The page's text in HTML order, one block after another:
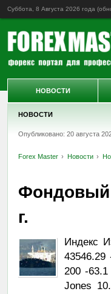
Суббота, 8 Августа 2026 года
НОВОСТИ
Опубликовано: 20 августа
Forex Master Новости
Фондовый
г.
Индекс
43546.29
200 -
Jones
НОВОСТИ